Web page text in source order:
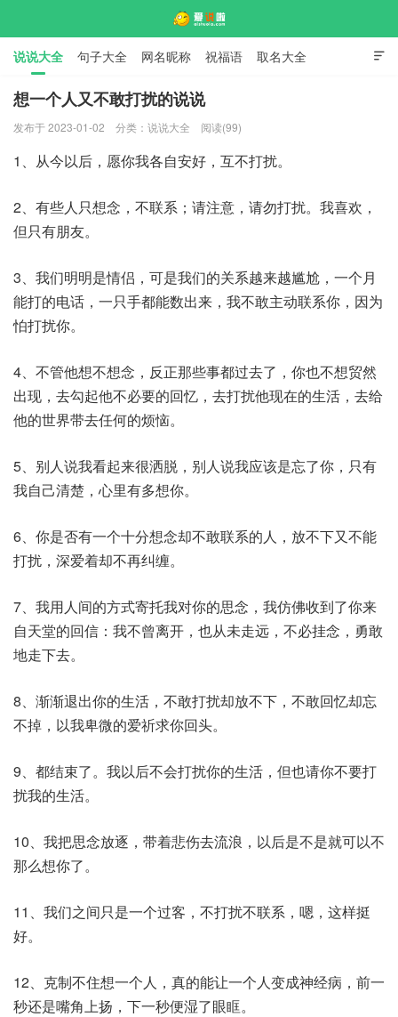

说说大全 句子大全 网名昵称 祝福语 取名大全
标语口号 签名大全
想一个人又不敢打扰的说说
发布于 2023-01-02 分类： 说说大全 阅读(99)
1、从今以后，愿你我各自安好，互不打扰。
2、有些人只想念，不联系；请注意，请勿打扰。我喜欢，
但只有朋友。
3、我们明明是情侣，可是我们的关系越来越尴尬，一个月
能打的电话，一只手都能数出来，我不敢主动联系你，因为
怕打扰你。
4、不管他想不想念，反正那些事都过去了，你也不想贸然
出现，去勾起他不必要的回忆，去打扰他现在的生活，去给
他的世界带去任何的烦恼。
5、别人说我看起来很洒脱，别人说我应该是忘了你，只有
我自己清楚，心里有多想你。
6、你是否有一个十分想念却不敢联系的人，放不下又不能
打扰，深爱着却不再纠缠。
7、我用人间的方式寄托我对你的思念，我仿佛收到了你来
自天堂的回信：我不曾离开，也从未走远，不必挂念，勇敢
地走下去。
8、渐渐退出你的生活，不敢打扰却放不下，不敢回忆却忘
不掉，以我卑微的爱祈求你回头。
9、都结束了。我以后不会打扰你的生活，但也请你不要打
扰我的生活。
10、我把思念放逐，带着悲伤去流浪，以后是不是就可以不
那么想你了。
11、我们之间只是一个过客，不打扰不联系，嗯，这样挺
好。
12、克制不住想一个人，真的能让一个人变成神经病，前一
秒还是嘴角上扬，下一秒便湿了眼眶。